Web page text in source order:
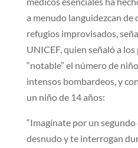
a menudo languidezcan de
refugios improvisados,
UNICEF, quien señaló a
“notable” el número de
intensos bombardeos, y
un niño de 14 años:
“Imagínate por un
desnudo y te interrogan